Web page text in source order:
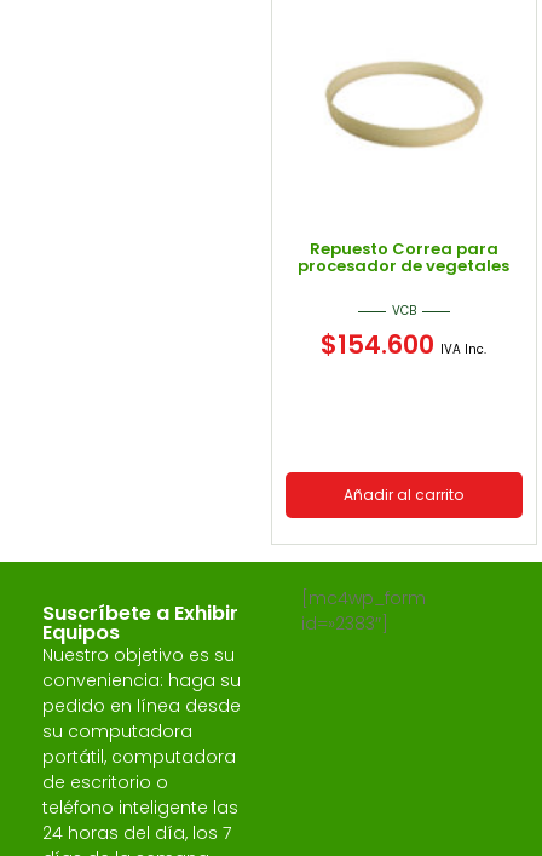
Repuesto Correa para
procesador de vegetales
VCB
$154.600 IVA Inc.
Añadir al carrito
Suscríbete a Exhibir
Equipos
Nuestro objetivo es su
conveniencia: haga su
pedido en línea desde
su computadora
portátil, computadora
de escritorio o
teléfono inteligente las
24 horas del día, los 7
[mc4wp_form
id=»2383″]